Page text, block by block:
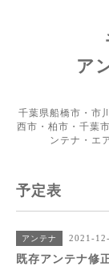
ア
千葉県船橋市・市
西市・柏市・千葉
ンテナ・エ
予定表
アンテナ 2021-
既存アンテナ修